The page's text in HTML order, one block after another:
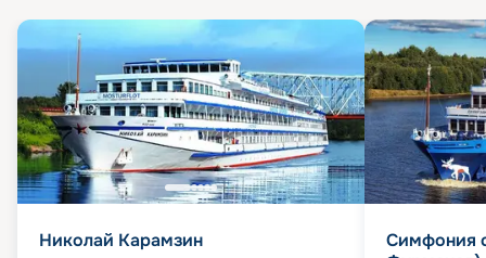
Николай Карамзин
Симфония